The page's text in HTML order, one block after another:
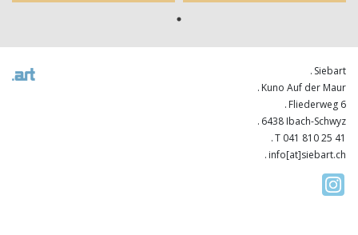
Siebart
Kuno Auf der Maur
Fliederweg 6
6438 Ibach-Schwyz
T 041 810 25 41
info[at]siebart.ch